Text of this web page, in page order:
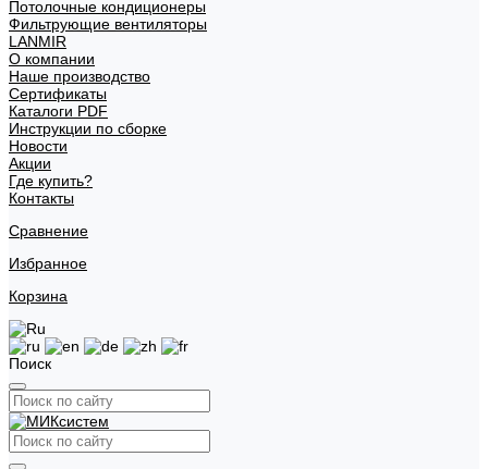
Потолочные кондиционеры
Фильтрующие вентиляторы
LANMIR
О компании
Наше производство
Сертификаты
Каталоги PDF
Инструкции по сборке
Новости
Акции
Где купить?
Контакты
Сравнение
Избранное
Корзина
Поиск